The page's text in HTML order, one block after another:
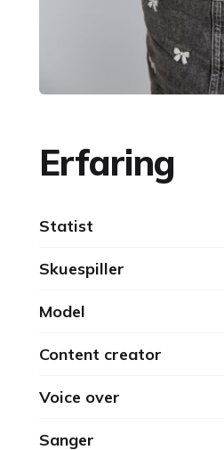
Erfaring
Statist
Skuespiller
Model
Content creator
Voice over
Sanger